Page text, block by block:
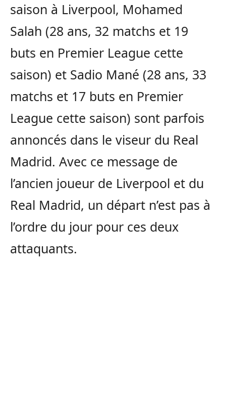
saison à Liverpool, Mohamed
Salah (28 ans, 32 matchs et 19
buts en Premier League cette
saison) et Sadio Mané (28 ans, 33
matchs et 17 buts en Premier
League cette saison) sont parfois
annoncés dans le viseur du Real
Madrid. Avec ce message de
l’ancien joueur de Liverpool et du
Real Madrid, un départ n’est pas à
l’ordre du jour pour ces deux
attaquants.